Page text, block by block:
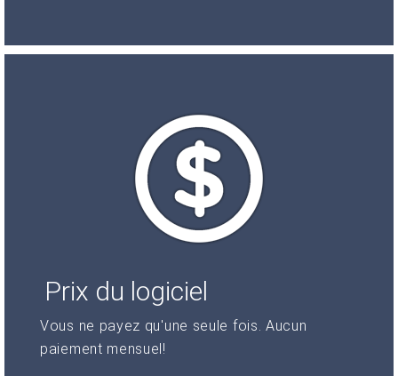
Prix du logiciel
Vous ne payez qu'une seule fois. Aucun
paiement mensuel!